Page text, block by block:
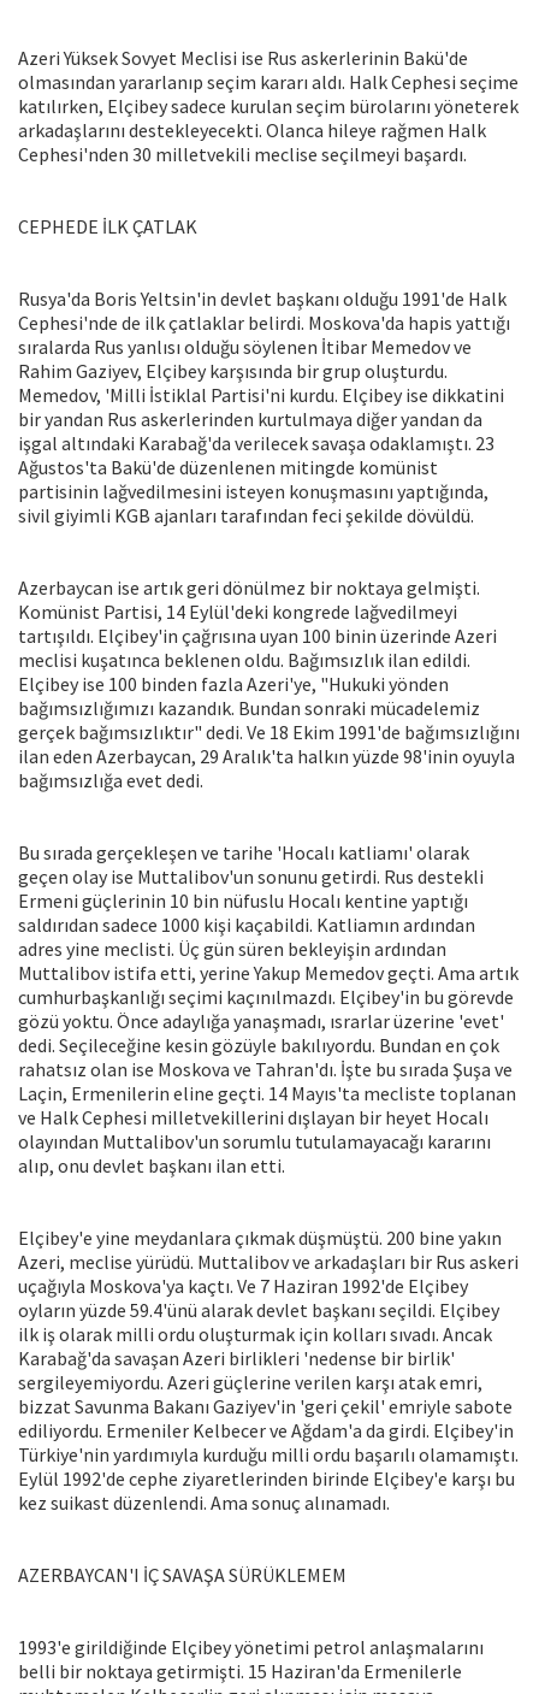
Azeri Yüksek Sovyet Meclisi ise Rus askerlerinin Bakü'de
olmasından yararlanıp seçim kararı aldı. Halk Cephesi seçime
katılırken, Elçibey sadece kurulan seçim bürolarını yöneterek
arkadaşlarını destekleyecekti. Olanca hileye rağmen Halk
Cephesi'nden 30 milletvekili meclise seçilmeyi başardı.
CEPHEDE İLK ÇATLAK
Rusya'da Boris Yeltsin'in devlet başkanı olduğu 1991'de Halk
Cephesi'nde de ilk çatlaklar belirdi. Moskova'da hapis yattığı
sıralarda Rus yanlısı olduğu söylenen İtibar Memedov ve
Rahim Gaziyev, Elçibey karşısında bir grup oluşturdu.
Memedov, 'Milli İstiklal Partisi'ni kurdu. Elçibey ise dikkatini
bir yandan Rus askerlerinden kurtulmaya diğer yandan da
işgal altındaki Karabağ'da verilecek savaşa odaklamıştı. 23
Ağustos'ta Bakü'de düzenlenen mitingde komünist
partisinin lağvedilmesini isteyen konuşmasını yaptığında,
sivil giyimli KGB ajanları tarafından feci şekilde dövüldü.
Azerbaycan ise artık geri dönülmez bir noktaya gelmişti.
Komünist Partisi, 14 Eylül'deki kongrede lağvedilmeyi
tartışıldı. Elçibey'in çağrısına uyan 100 binin üzerinde Azeri
meclisi kuşatınca beklenen oldu. Bağımsızlık ilan edildi.
Elçibey ise 100 binden fazla Azeri'ye, "Hukuki yönden
bağımsızlığımızı kazandık. Bundan sonraki mücadelemiz
gerçek bağımsızlıktır" dedi. Ve 18 Ekim 1991'de bağımsızlığını
ilan eden Azerbaycan, 29 Aralık'ta halkın yüzde 98'inin oyuyla
bağımsızlığa evet dedi.
Bu sırada gerçekleşen ve tarihe 'Hocalı katliamı' olarak
geçen olay ise Muttalibov'un sonunu getirdi. Rus destekli
Ermeni güçlerinin 10 bin nüfuslu Hocalı kentine yaptığı
saldırıdan sadece 1000 kişi kaçabildi. Katliamın ardından
adres yine meclisti. Üç gün süren bekleyişin ardından
Muttalibov istifa etti, yerine Yakup Memedov geçti. Ama artık
cumhurbaşkanlığı seçimi kaçınılmazdı. Elçibey'in bu görevde
gözü yoktu. Önce adaylığa yanaşmadı, ısrarlar üzerine 'evet'
dedi. Seçileceğine kesin gözüyle bakılıyordu. Bundan en çok
rahatsız olan ise Moskova ve Tahran'dı. İşte bu sırada Şuşa ve
Laçin, Ermenilerin eline geçti. 14 Mayıs'ta mecliste toplanan
ve Halk Cephesi milletvekillerini dışlayan bir heyet Hocalı
olayından Muttalibov'un sorumlu tutulamayacağı kararını
alıp, onu devlet başkanı ilan etti.
Elçibey'e yine meydanlara çıkmak düşmüştü. 200 bine yakın
Azeri, meclise yürüdü. Muttalibov ve arkadaşları bir Rus askeri
uçağıyla Moskova'ya kaçtı. Ve 7 Haziran 1992'de Elçibey
oyların yüzde 59.4'ünü alarak devlet başkanı seçildi. Elçibey
ilk iş olarak milli ordu oluşturmak için kolları sıvadı. Ancak
Karabağ'da savaşan Azeri birlikleri 'nedense bir birlik'
sergileyemiyordu. Azeri güçlerine verilen karşı atak emri,
bizzat Savunma Bakanı Gaziyev'in 'geri çekil' emriyle sabote
ediliyordu. Ermeniler Kelbecer ve Ağdam'a da girdi. Elçibey'in
Türkiye'nin yardımıyla kurduğu milli ordu başarılı olamamıştı.
Eylül 1992'de cephe ziyaretlerinden birinde Elçibey'e karşı bu
kez suikast düzenlendi. Ama sonuç alınamadı.
AZERBAYCAN'I İÇ SAVAŞA SÜRÜKLEMEM
1993'e girildiğinde Elçibey yönetimi petrol anlaşmalarını
belli bir noktaya getirmişti. 15 Haziran'da Ermenilerle